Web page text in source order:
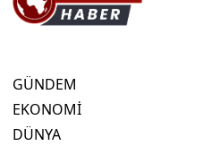
GÜNDEM
EKONOMİ
DÜNYA